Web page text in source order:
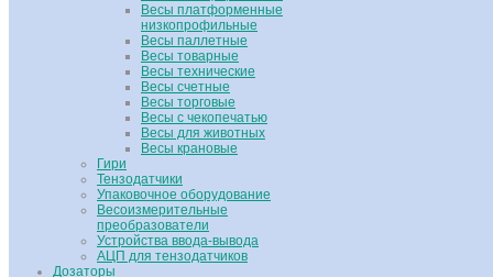
Весы платформенные
низкопрофильные
Весы паллетные
Весы товарные
Весы технические
Весы счетные
Весы торговые
Весы с чекопечатью
Весы для животных
Весы крановые
Гири
Тензодатчики
Упаковочное оборудование
Весоизмерительные
преобразователи
Устройства ввода-вывода
АЦП для тензодатчиков
Дозаторы